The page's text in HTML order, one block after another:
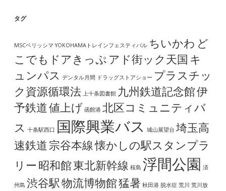
タグ
MSCベリッシマ YOKOHAMAトレインフェスティバル ちいかわ ど
こでもドアきっぷ アド街ック天国 キ
ュンパス デンタル月間 ドラッグストアショー プラスチッ
ク資源循環法 上十条図書館 九州鉄道記念館伊
予鉄道値上げ 函館港 北区コミュニティバ
ス 十条駅西口 国際興業バス 城山展望台 埼玉高
速鉄道 宗谷本線懐かしの駅スタンプラ
リー 昭和館東北新幹線 桜島 浮間公園 済
州島 渋谷駅物流博物館猛暑 秋田港 脱水症 荒川 荒川放